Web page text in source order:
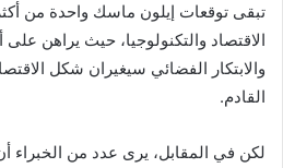
تبقى توقعات إيلون ماسك واحدة من
الاقتصاد والتكنولوجيا، حيث يراهن
والابتكار الفضائي سيغيران شكل
القادم.
لكن في المقابل، يرى عدد من الخبراء